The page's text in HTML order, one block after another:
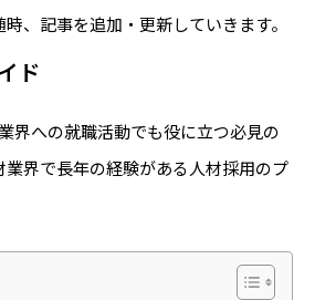
、記事を追加・更新していきます。
ド
界への就職活動でも役に立つ必見の
界で長年の経験がある人材採用のプ